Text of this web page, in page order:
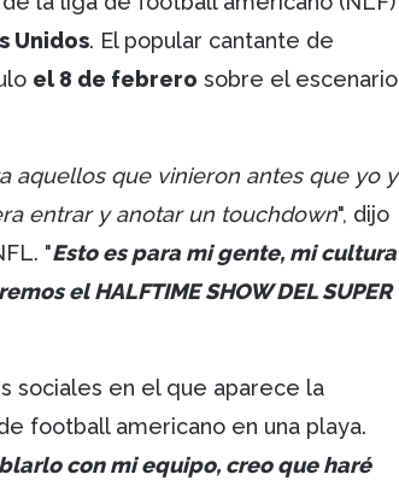
Unidos. El popular cantante de
el 8 de febrero sobre el escenario
aquellos que vinieron antes que yo y
entrar y anotar un touchdown", dijo
"Esto es para mi gente, mi cultura
el HALFTIME SHOW DEL SUPER
sociales en el que aparece la
football americano en una playa.
con mi equipo, creo que haré